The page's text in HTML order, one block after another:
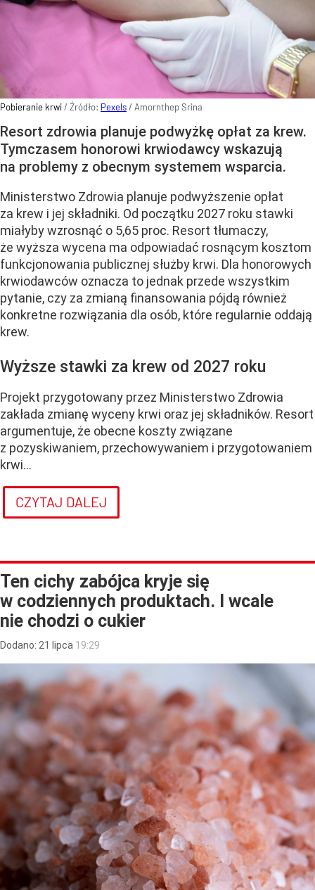
Pobieranie krwi/ Źródło: Pexels/ Amornthep Srina
Resort zdrowia planuje podwyżkę opłat za krew.
Tymczasem honorowi krwiodawcy wskazują
na problemy z obecnym systemem wsparcia.
Ministerstwo Zdrowia planuje podwyższenie opłat
za krew i jej składniki. Od początku 2027 roku stawki
miałyby wzrosnąć o 5,65 proc. Resort tłumaczy,
że wyższa wycena ma odpowiadać rosnącym kosztom
funkcjonowania publicznej służby krwi. Dla honorowych
krwiodawców oznacza to jednak przede wszystkim
pytanie, czy za zmianą finansowania pójdą również
konkretne rozwiązania dla osób, które regularnie oddają
krew.
Wyższe stawki za krew od 2027 roku
Projekt przygotowany przez Ministerstwo Zdrowia
zakłada zmianę wyceny krwi oraz jej składników. Resort
argumentuje, że obecne koszty związane
z pozyskiwaniem, przechowywaniem i przygotowaniem
krwi...
CZYTAJ DALEJ
Ten cichy zabójca kryje się
w codziennych produktach. I wcale
nie chodzi o cukier
Dodano: 21 lipca 19:29